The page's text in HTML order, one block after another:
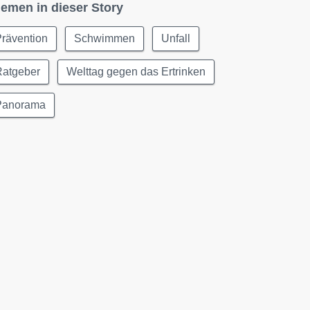
in dieser Story
Schwimmen Unfall
Welttag gegen das Ertrinken